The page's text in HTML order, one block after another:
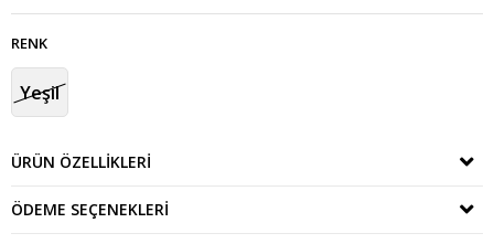
RENK
Yeşil
ÜRÜN ÖZELLIKLERI
ÖDEME SEÇENEKLERI